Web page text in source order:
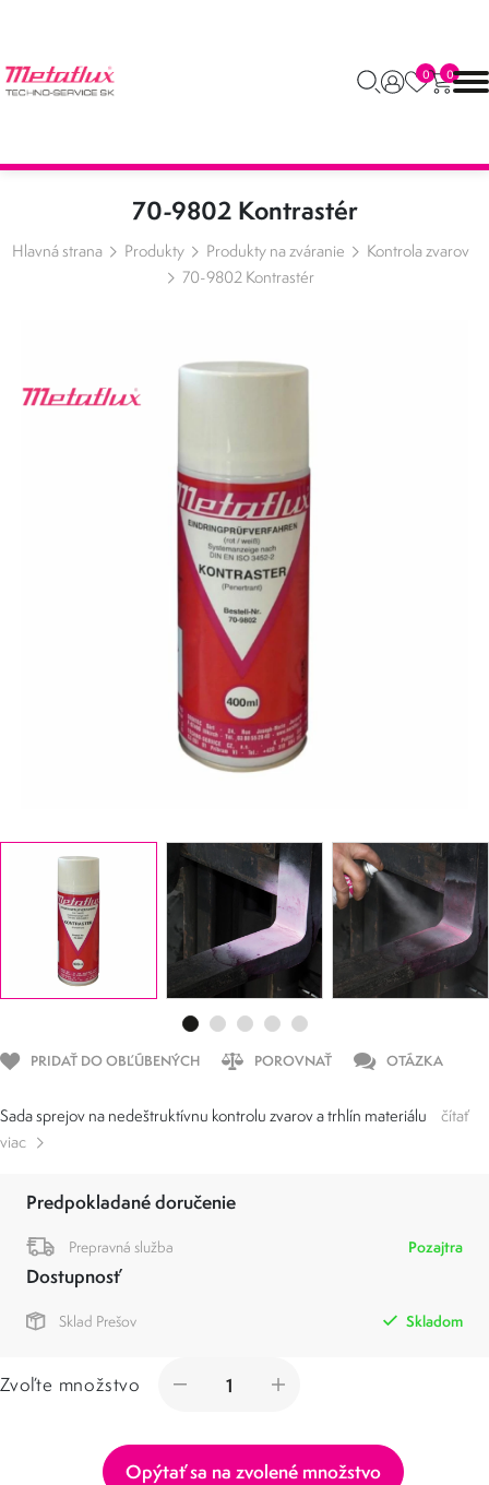
0 0
70-9802 Kontrastér
Hlavná strana Produkty Produkty na zváranie
Kontrola zvarov
70-9802 Kontrastér
PRIDAŤ DO OBĽÚBENÝCH POROVNAŤ OTÁZKA
Sada sprejov na nedeštruktívnu kontrolu zvarov a trhlín materiálu
čítať
viac
Predpokladané doručenie
Prepravná služba Pozajtra
Dostupnosť
Sklad Prešov Skladom
Zvoľte množstvo
Opýtať sa na zvolené množstvo